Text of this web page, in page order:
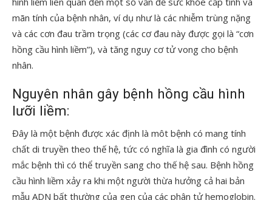
mãn tính của bệnh nhân, ví dụ như là các nhiễm trùng nặng
và các cơn đau trầm trọng (các cơ đau này được gọi là “cơn
hồng cầu hình liềm”), và tăng nguy cơ tử vong cho bệnh
nhân.
Nguyên nhân gây bệnh hồng cầu hình
lưỡi liềm:
Đây là một bệnh được xác định là môt bệnh có mang tính
chất di truyền theo thế hệ, tức có nghĩa là gia đình có người
mắc bệnh thì có thể truyền sang cho thế hệ sau. Bệnh hồng
cầu hình liềm xảy ra khi một người thừa hưởng cả hai bản
mẫu ADN bất thường của gen của các phân tử hemoglobin.